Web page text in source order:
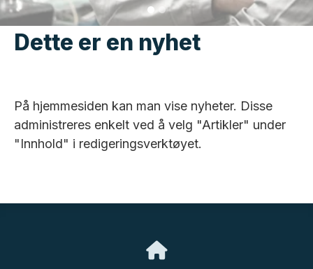
Dette er en nyhet
På hjemmesiden kan man vise nyheter. Disse
administreres enkelt ved å velg "Artikler" under
"Innhold" i redigeringsverktøyet.